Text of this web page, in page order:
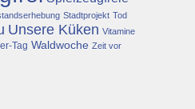
Stadtprojekt Tod
Unsere Küken Vitamine
Tag Waldwoche Zeit vor